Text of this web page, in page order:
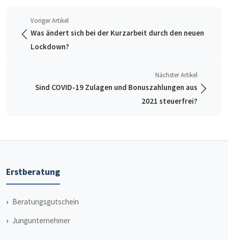
Voriger Artikel
Was ändert sich bei der Kurzarbeit durch den neuen
Lockdown?
Nächster Artikel
Sind COVID-19 Zulagen und Bonuszahlungen aus
2021 steuerfrei?
Erstberatung
Beratungsgutschein
Jungunternehmer